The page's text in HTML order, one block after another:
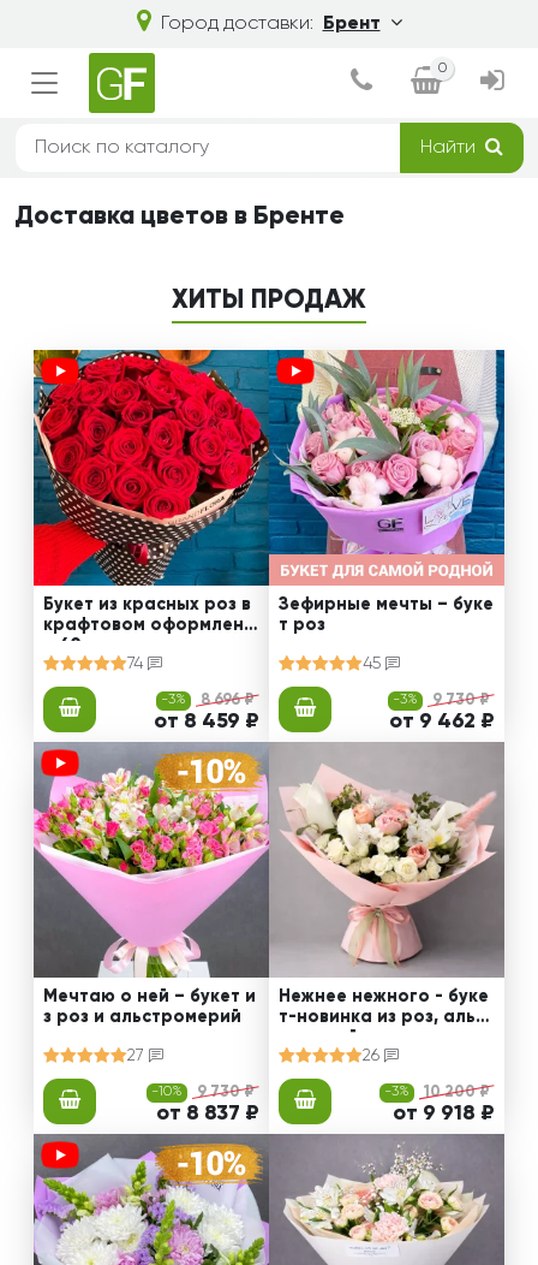
Город доставки: Брент
0
Найти
Доставка цветов в Бренте
ХИТЫ ПРОДАЖ
Букет из красных роз в
крафтовом оформлени
и 60 см
74
-3% 8 696 ₽
от 8 459 ₽
Зефирные мечты – буке
т роз
45
-3% 9 730 ₽
от 9 462 ₽
Мечтаю о ней – букет и
з роз и альстромерий
27
-10% 9 730 ₽
от 8 837 ₽
Нежнее нежного - буке
т-новинка из роз, альст
ромерий и калл
26
-3% 10 200 ₽
от 9 918 ₽